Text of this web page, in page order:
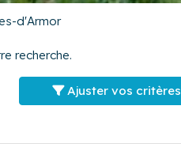
d'Armor
recherche.
Ajuster vos critères